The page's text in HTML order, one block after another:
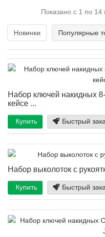
Показано с 1 по 14
Новинки Популярные
Набор ключей накидных
кейсе ...
Купить Быстрый
Набор выколоток с
Купить Быстрый